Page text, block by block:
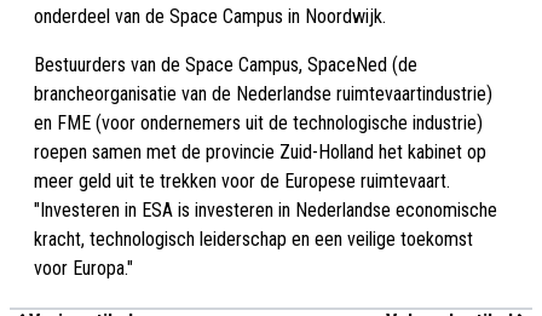
onderdeel van de Space Campus in Noordwijk.
Bestuurders van de Space Campus, SpaceNed (de
brancheorganisatie van de Nederlandse ruimtevaartindustrie)
en FME (voor ondernemers uit de technologische industrie)
roepen samen met de provincie Zuid-Holland het kabinet op
meer geld uit te trekken voor de Europese ruimtevaart.
"Investeren in ESA is investeren in Nederlandse economische
kracht, technologisch leiderschap en een veilige toekomst
voor Europa."